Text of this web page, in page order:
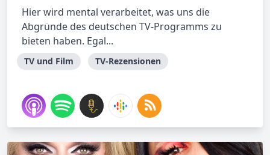
Hier wird mental verarbeitet, was uns die
Abgründe des deutschen TV-Programms zu
bieten haben. Egal...
TV und Film TV-Rezensionen